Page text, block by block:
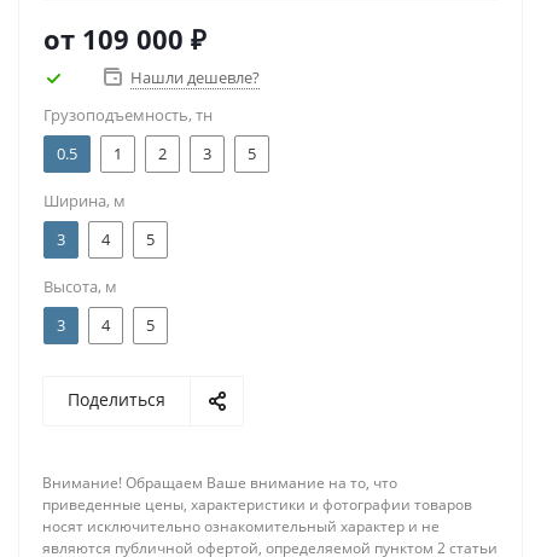
от 109 000 ₽
Нашли дешевле?
Грузоподъемность, тн
0.5
1 2 3 5
Ширина, м
3
4 5
Высота, м
3
4 5
Поделиться
Внимание! Обращаем Ваше внимание на то, что
приведенные цены, характеристики и фотографии товаров
носят исключительно ознакомительный характер и не
являются публичной офертой, определяемой пунктом 2 статьи